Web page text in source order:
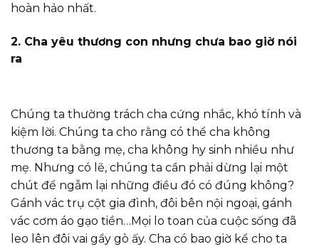
hoàn hảo nhất.
2. Cha yêu thương con nhưng chưa bao giờ nói
ra
Chúng ta thường trách cha cứng nhắc, khó tính và
kiệm lời. Chúng ta cho rằng có thể cha không
thương ta bằng mẹ, cha không hy sinh nhiều như
mẹ. Nhưng có lẽ, chúng ta cần phải dừng lại một
chút để ngẫm lại những điều đó có đúng không?
Gánh vác trụ cột gia đình, đôi bên nội ngoại, gánh
vác cơm áo gạo tiền…Mọi lo toan của cuộc sống đã
leo lên đôi vai gầy gò ấy. Cha có bao giờ kể cho ta